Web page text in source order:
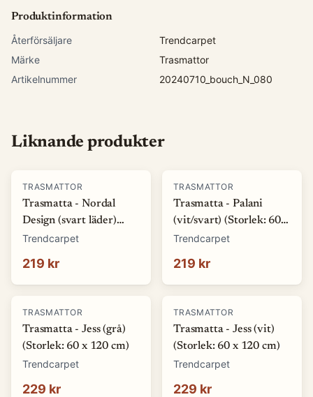
Produktinformation
Återförsäljare
Trendcarpet
Märke
Trasmattor
Artikelnummer
20240710_bouch_N_080
Liknande produkter
TRASMATTOR
Trasmatta - Nordal
Design (svart läder)
(Storlek: 60 x 110 cm)
Trendcarpet
219 kr
TRASMATTOR
Trasmatta - Palani
(vit/svart) (Storlek: 60 x
120 cm)
Trendcarpet
219 kr
TRASMATTOR
Trasmatta - Jess (grå)
(Storlek: 60 x 120 cm)
Trendcarpet
229 kr
TRASMATTOR
Trasmatta - Jess (vit)
(Storlek: 60 x 120 cm)
Trendcarpet
229 kr